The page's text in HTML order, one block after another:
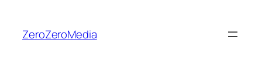
ZeroZeroMedia